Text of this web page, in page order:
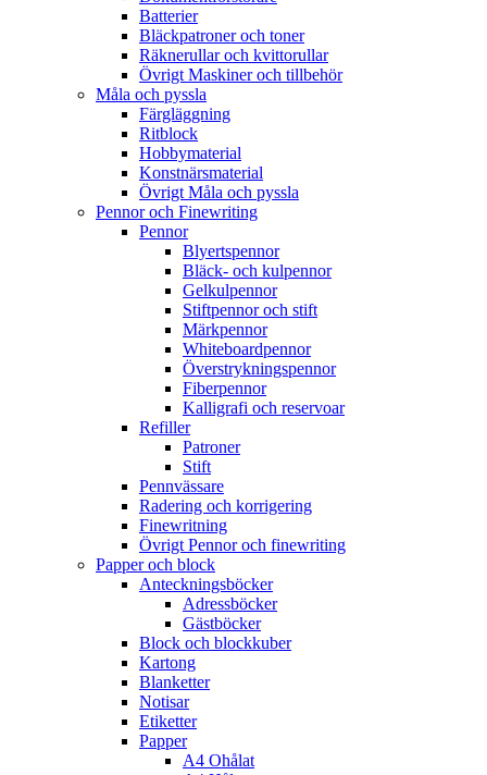
Batterier
Bläckpatroner och toner
Räknerullar och kvittorullar
Övrigt Maskiner och tillbehör
Måla och pyssla
Färgläggning
Ritblock
Hobbymaterial
Konstnärsmaterial
Övrigt Måla och pyssla
Pennor och Finewriting
Pennor
Blyertspennor
Bläck- och kulpennor
Gelkulpennor
Stiftpennor och stift
Märkpennor
Whiteboardpennor
Överstrykningspennor
Fiberpennor
Kalligrafi och reservoar
Refiller
Patroner
Stift
Pennvässare
Radering och korrigering
Finewritning
Övrigt Pennor och finewriting
Papper och block
Anteckningsböcker
Adressböcker
Gästböcker
Block och blockkuber
Kartong
Blanketter
Notisar
Etiketter
Papper
A4 Ohålat